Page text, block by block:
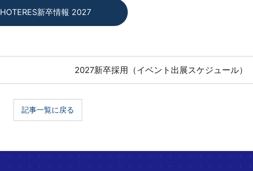
HOTERES新卒情報 2027
2027新卒採用（イベント出展スケジュール）
記事一覧に戻る